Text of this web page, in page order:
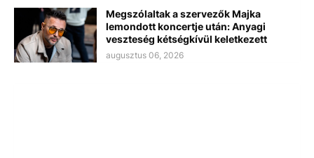
Megszólaltak a szervezők Majka
lemondott koncertje után: Anyagi
veszteség kétségkívül keletkezett
augusztus 06, 2026